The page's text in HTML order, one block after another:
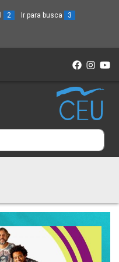
2 Ir para busca 3